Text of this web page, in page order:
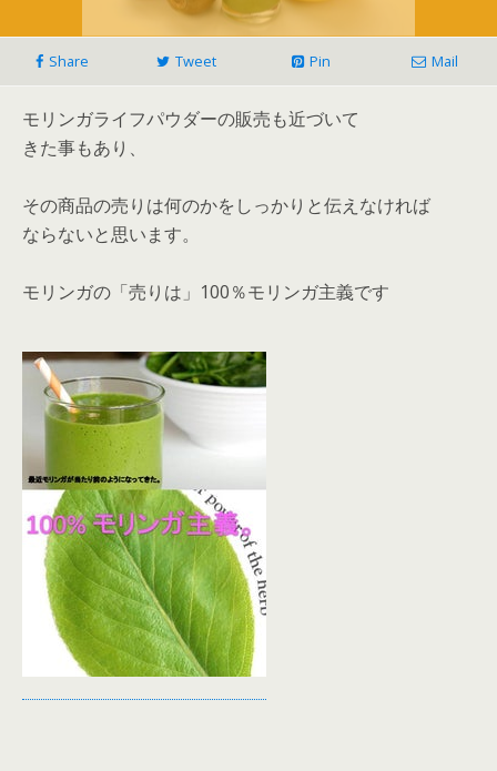
Share Tweet Pin Mail
モリンガライフパウダーの販売も近づいて
きた事もあり、
その商品の売りは何のかをしっかりと伝えなければ
ならないと思います。
モリンガの「売りは」100％モリンガ主義です